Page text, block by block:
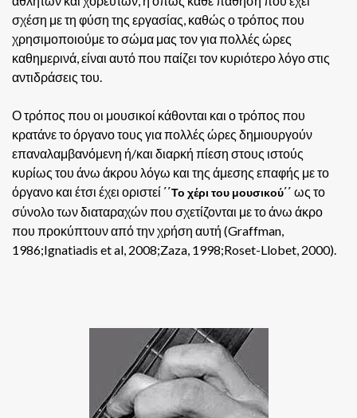
σχέση με τη φύση της εργασίας, καθώς ο τρόπος που
χρησιμοποιούμε το σώμα μας τον για πολλές ώρες
καθημερινά, είναι αυτό που παίζει τον κυριότερο λόγο στις
αντιδράσεις του.
Ο τρόπος που οι μουσικοί κάθονται και ο τρόπος που
κρατάνε το όργανο τους για πολλές ώρες δημιουργούν
επαναλαμβανόμενη ή/και διαρκή πίεση στους ιστούς
κυρίως του άνω άκρου λόγω και της άμεσης επαφής με το
όργανο και έτσι έχει οριστεί ΄΄Το χέρι του μουσικού΄΄ ως το
σύνολο των διαταραχών που σχετίζονται με το άνω άκρο
που προκύπτουν από την χρήση αυτή (Graffman,
1986;Ignatiadis et al, 2008;Zaza, 1998;Roset-Llobet, 2000).